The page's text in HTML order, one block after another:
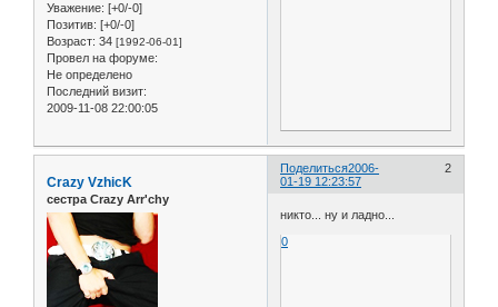
Уважение: [+0/-0]
Позитив: [+0/-0]
Возраст: 34 [1992-06-01]
Провел на форуме:
Не определено
Последний визит:
2009-11-08 22:00:05
Поделиться 2
2006-
01-19 12:23:57
Crazy VzhicK
сестра Crazy Arr'chy
никто... ну и ладно...
0